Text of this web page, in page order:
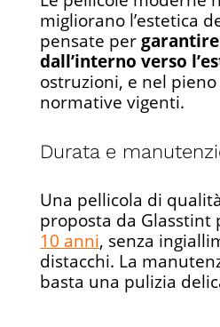
migliorano l’estetica
pensate per
dall’interno verso
ostruzioni, e nel
normative vigenti.
Durata e
Una pellicola di
proposta da Glasstint
10 anni, senza
distacchi. La
basta una pulizia